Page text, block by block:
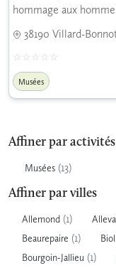
Affiner par activités
Musées (13)
Affiner par villes
Allemond (1)
Beaurepaire (1) Biol
Bourgoin-Jallieu (1)
hommage aux
38190 Villard-
Musées